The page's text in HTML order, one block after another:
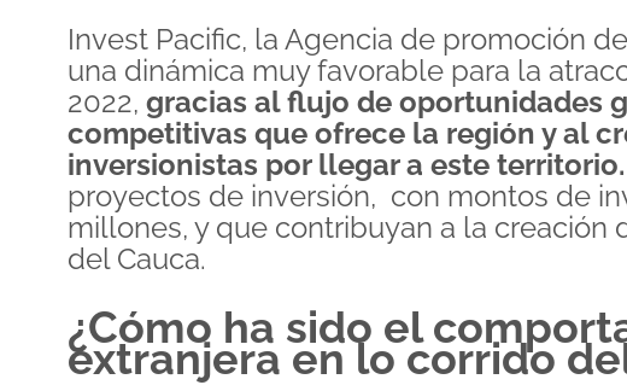
Invest Pacific, la Agencia de promoción
una dinámica muy favorable para la
2022, gracias al flujo de oportunidades
competitivas que ofrece la región y al
inversionistas por llegar a este territorio.
proyectos de inversión, con montos de
millones, y que contribuyan a la
del Cauca.
¿Cómo ha sido el
extranjera en lo corrido